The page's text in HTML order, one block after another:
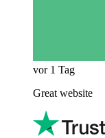
vor 1 Tag
Great website